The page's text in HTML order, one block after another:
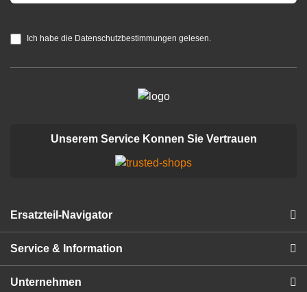
Ich habe die Datenschutzbestimmungen gelesen.
Unserem Service Konnen Sie Vertrauen
Ersatzteil-Navigator
Service & Information
Unternehmen